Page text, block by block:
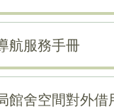
航服務手冊
館舍空間對外借